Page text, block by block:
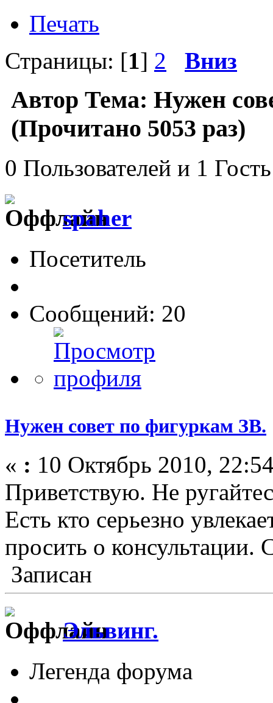
Печать
Страницы: [1] 2 Вниз
Автор Тема: Нужен
(Прочитано 5053 раз)
0 Пользователей и 1
spaher
Посетитель
Сообщений: 20
Нужен совет по фигуркам ЗВ.
« : 10 Октябрь 2010,
Приветствую. Не
Есть кто серьезно
просить о консультации.
Записан
Эльвинг.
Легенда форума